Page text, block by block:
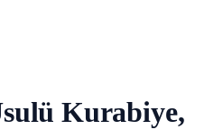
Kurabiye,